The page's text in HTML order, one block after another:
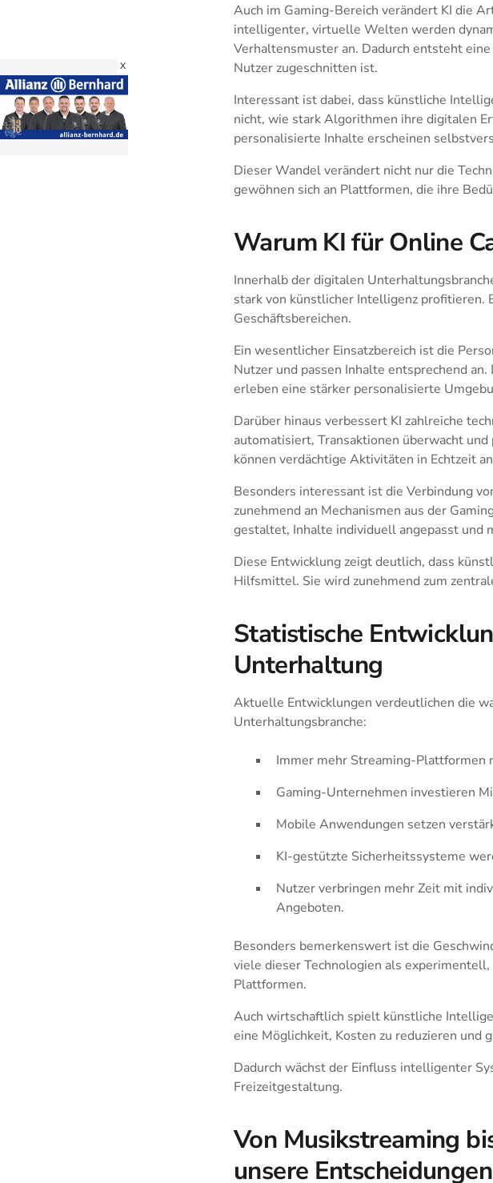
Auch im Gaming-Bereich verändert KI die
intelligenter, virtuelle Welten werden
Verhaltensmuster an. Dadurch entsteht
Nutzer zugeschnitten ist.
Interessant ist dabei, dass künstliche
nicht, wie stark Algorithmen ihre digitalen
personalisierte Inhalte erscheinen
Dieser Wandel verändert nicht nur die
gewöhnen sich an Plattformen, die ihre
Warum KI für Online
Innerhalb der digitalen
stark von künstlicher Intelligenz
Geschäftsbereichen.
Ein wesentlicher Einsatzbereich ist die
Nutzer und passen Inhalte entsprechend
erleben eine stärker personalisierte
Darüber hinaus verbessert KI zahlreiche
automatisiert, Transaktionen überwacht
können verdächtige Aktivitäten in Echtzeit
Besonders interessant ist die Verbindung
zunehmend an Mechanismen aus der
gestaltet, Inhalte individuell angepasst und
Diese Entwicklung zeigt deutlich, dass
Hilfsmittel. Sie wird zunehmend zum
Statistische
Unterhaltung
Aktuelle Entwicklungen verdeutlichen die
Unterhaltungsbranche:
Immer mehr Streaming-Plattformen
Gaming-Unternehmen investieren
Mobile Anwendungen setzen
KI-gestützte Sicherheitssysteme
Nutzer verbringen mehr Zeit mit
Angeboten.
Besonders bemerkenswert ist die
viele dieser Technologien als
Plattformen.
Auch wirtschaftlich spielt künstliche
eine Möglichkeit, Kosten zu reduzieren und
Dadurch wächst der Einfluss intelligenter
Freizeitgestaltung.
Von Musikstreaming
unsere
X